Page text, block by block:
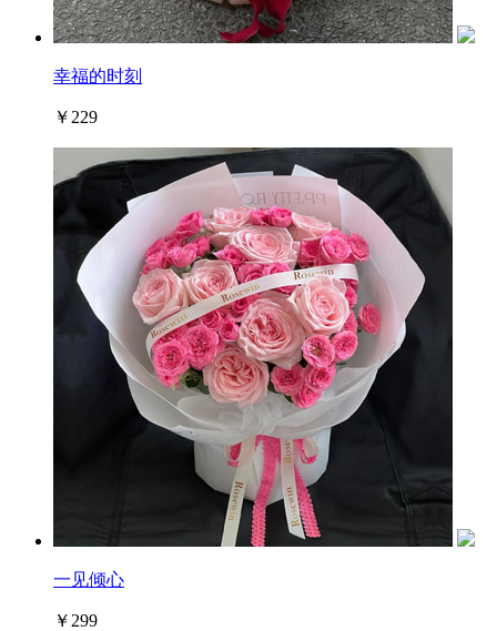
幸福的时刻
￥229
一见倾心
￥299